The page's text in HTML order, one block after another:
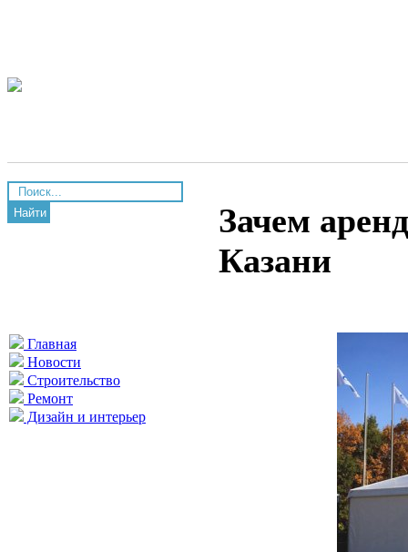
Найти
Главная
Новости
Строительство
Ремонт
Дизайн и интерьер
Зачем
Казани